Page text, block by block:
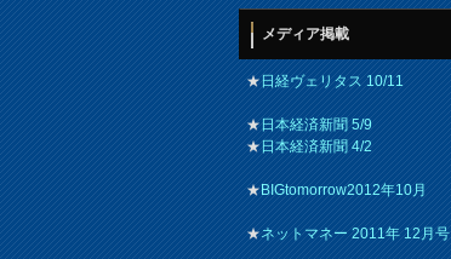
メディア掲載
★日経ヴェリタス 10/11
★日本経済新聞 5/9
★日本経済新聞 4/2
★BIGtomorrow2012年10月
★ネットマネー 2011年 12月号